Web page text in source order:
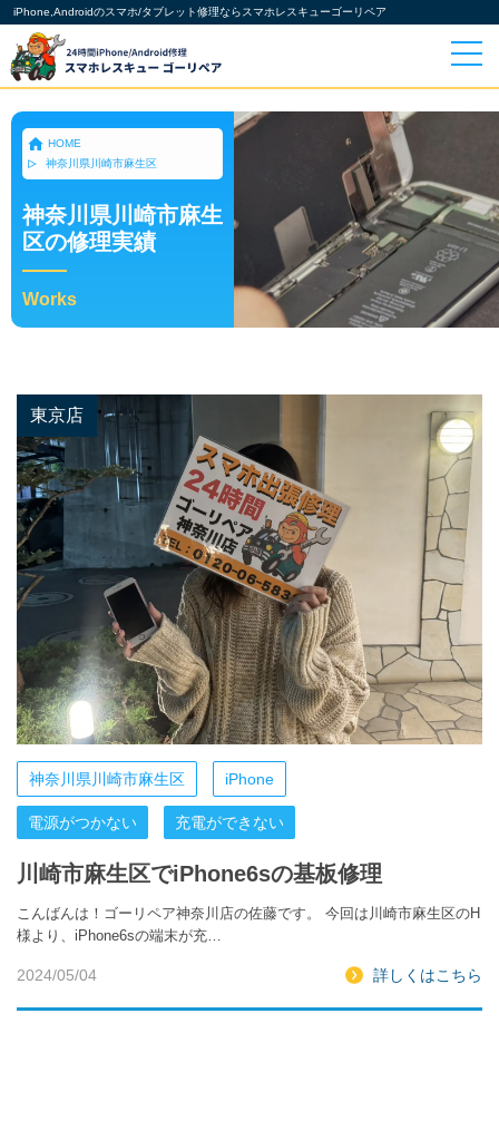
iPhone,Androidのスマホ/タブレット修理ならスマホレスキューゴーリペア
HOME
神奈川県川崎市麻生区
神奈川県川崎市麻生
区の修理実績
Works
東京店
神奈川県川崎市麻生区 iPhone
電源がつかない 充電ができない
川崎市麻生区でiPhone6sの基板修理
こんばんは！ゴーリペア神奈川店の佐藤です。 今回は川崎市麻生区のH
様より、iPhone6sの端末が充…
2024/05/04 詳しくはこちら